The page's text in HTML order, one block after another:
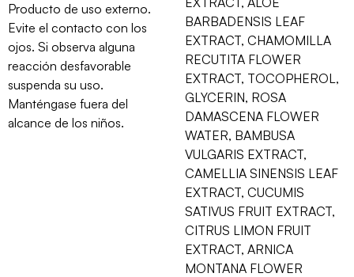
Producto de uso externo.
Evite el contacto con los
ojos. Si observa alguna
reacción desfavorable
suspenda su uso.
Manténgase fuera del
alcance de los niños.
BARBADENSIS LEAF
EXTRACT, CHAMOMILLA
RECUTITA FLOWER
EXTRACT, TOCOPHEROL,
GLYCERIN, ROSA
DAMASCENA FLOWER
WATER, BAMBUSA
VULGARIS EXTRACT,
CAMELLIA SINENSIS LEAF
EXTRACT, CUCUMIS
SATIVUS FRUIT EXTRACT,
CITRUS LIMON FRUIT
EXTRACT, ARNICA
MONTANA FLOWER